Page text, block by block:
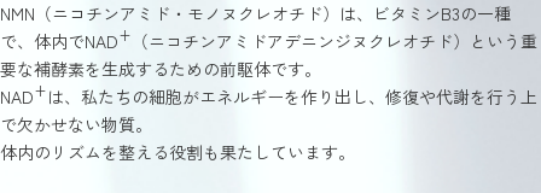
NMN（ニコチンアミド・モノヌクレオチド）は、ビタミンB3の一種
で、体内でNAD+
（ニコチンアミドアデニンジヌクレオチド）という重
要な補酵素を生成するための前駆体です。
NAD+は、私たちの細胞がエネルギーを作り出し、修復や代謝を行う上
で欠かせない物質。
体内のリズムを整える役割も果たしています。